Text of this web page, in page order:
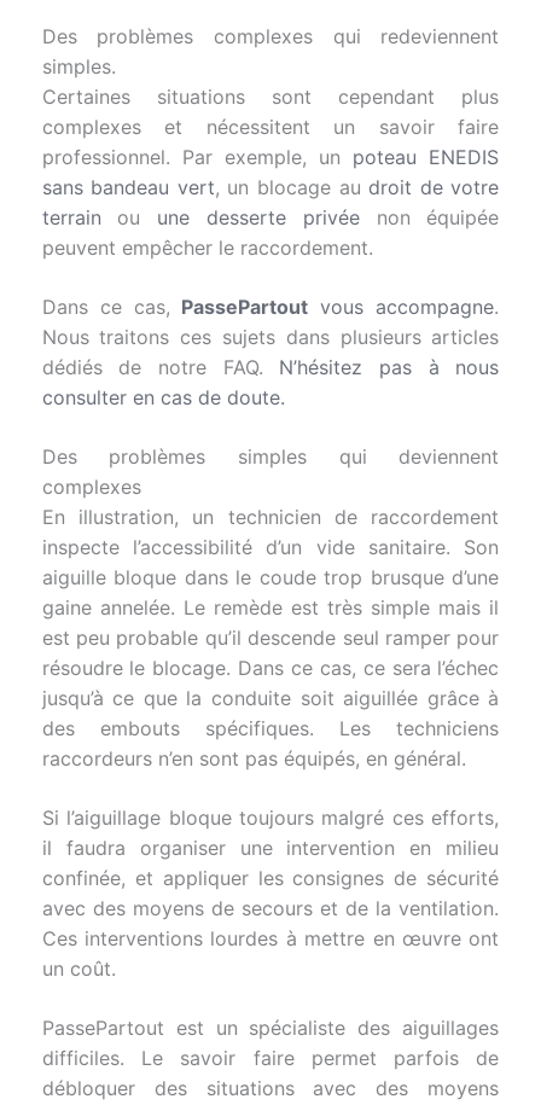
Des problèmes complexes qui redeviennent
simples.
Certaines situations sont cependant plus
complexes et nécessitent un savoir faire
professionnel. Par exemple, un poteau ENEDIS
sans bandeau vert, un blocage au droit de votre
terrain ou une desserte privéenon équipée
peuvent empêcher le raccordement.
Dans ce cas, PassePartout vous accompagne.
Nous traitons ces sujets dans plusieurs articles
dédiés de notre FAQ. N’hésitez pas à nous
consulter en cas de doute.
Des problèmes simples qui deviennent
complexes
En illustration, un technicien de raccordement
inspecte l’accessibilité d’un vide sanitaire. Son
aiguille bloque dans le coude trop brusque d’une
gaine annelée. Le remède est très simple mais il
est peu probable qu’il descende seul ramper pour
résoudre le blocage. Dans ce cas, ce sera l’échec
jusqu’à ce que la conduite soit aiguillée grâce à
des embouts spécifiques. Les techniciens
raccordeurs n’en sont pas équipés, en général.
Si l’aiguillage bloque toujours malgré ces efforts,
il faudra organiser une intervention en milieu
confinée, et appliquer les consignes de sécurité
avec des moyens de secours et de la ventilation.
Ces interventions lourdes à mettre en œuvre ont
un coût.
PassePartout est un spécialiste des aiguillages
difficiles. Le savoir faire permet parfois de
débloquer des situations avec des moyens